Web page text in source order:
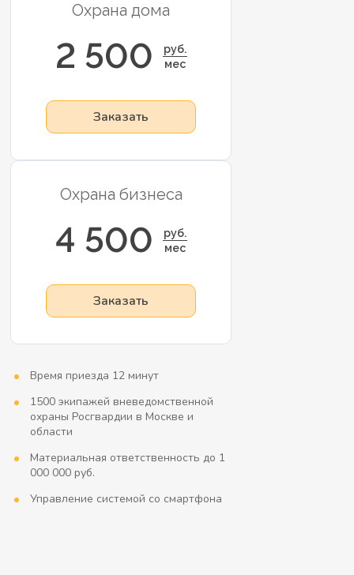
Охрана дома
2 500
руб.
мес
Заказать
Охрана бизнеса
4 500
руб.
мес
Заказать
Время приезда 12 минут
1500 экипажей вневедомственной
охраны Росгвардии в Москве и
области
Материальная ответственность до 1
000 000 руб.
Управление системой со смартфона